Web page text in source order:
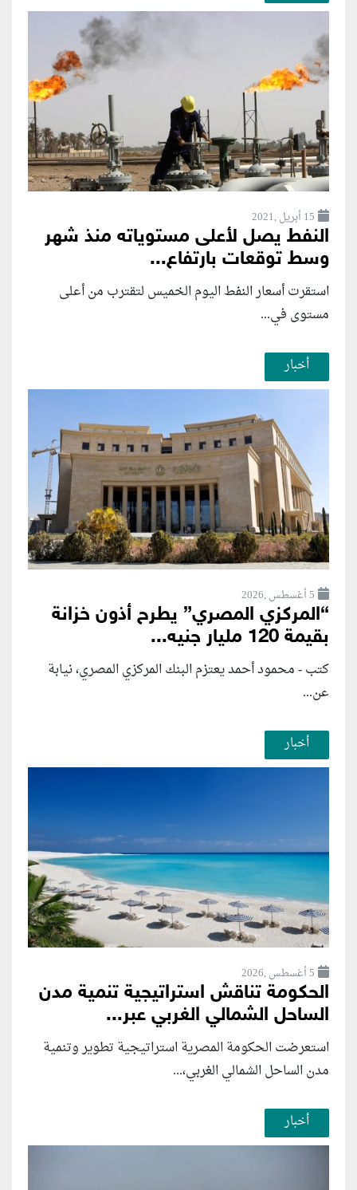
15 أبريل ,2021
النفط يصل لأعلى مستوياته منذ شهر
وسط توقعات بارتفاع...
استقرت أسعار النفط اليوم الخميس لتقترب من أعلى
مستوى في...
أخبار
5 أغسطس ,2026
“المركزي المصري” يطرح أذون خزانة
بقيمة 120 مليار جنيه...
كتب - محمود أحمد يعتزم البنك المركزي المصري، نيابة
عن...
أخبار
5 أغسطس ,2026
الحكومة تناقش استراتيجية تنمية مدن
الساحل الشمالي الغربي عبر...
استعرضت الحكومة المصرية استراتيجية تطوير وتنمية
مدن الساحل الشمالي الغربي،...
أخبار